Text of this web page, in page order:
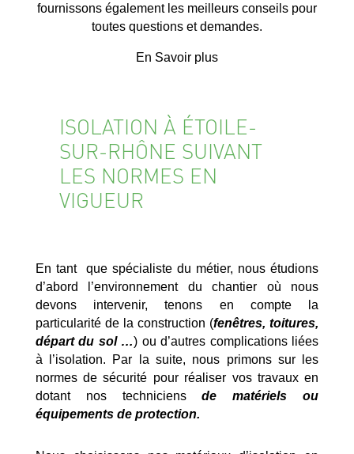
fournissons également les meilleurs conseils pour
toutes questions et demandes.
En Savoir plus
ISOLATION À ÉTOILE-
SUR-RHÔNE SUIVANT
LES NORMES EN
VIGUEUR
En tant que spécialiste du métier, nous étudions
d’abord l’environnement du chantier où nous
devons intervenir, tenons en compte la
particularité de la construction (fenêtres, toitures,
départ du sol …) ou d’autres complications liées
à l’isolation. Par la suite, nous primons sur les
normes de sécurité pour réaliser vos travaux en
dotant nos techniciensde matériels ou
équipements de protection.